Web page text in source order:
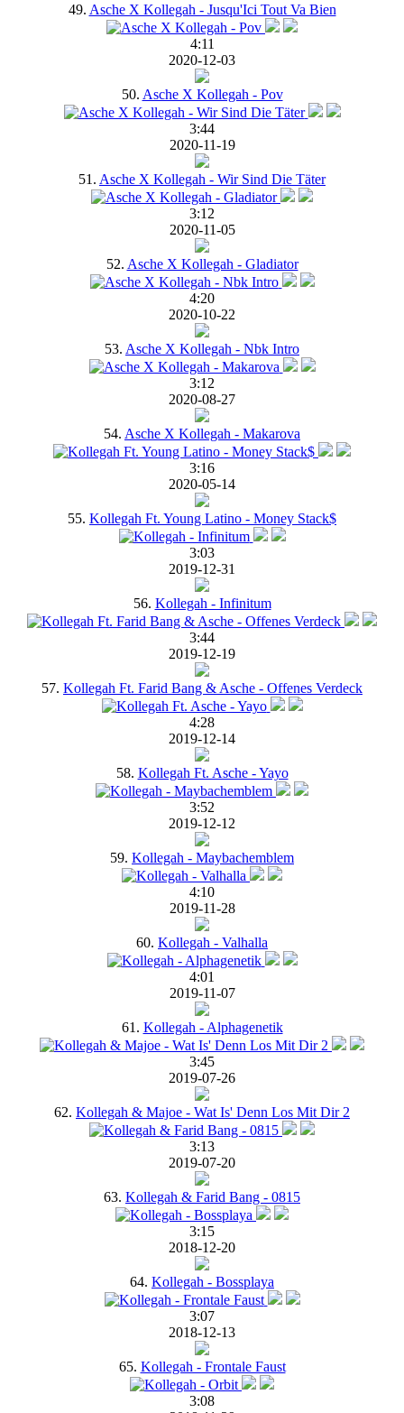
49. Asche X Kollegah - Jusqu'Ici Tout Va Bien
4:11
2020-12-03
50. Asche X Kollegah - Pov
3:44
2020-11-19
51. Asche X Kollegah - Wir Sind Die Täter
3:12
2020-11-05
52. Asche X Kollegah - Gladiator
4:20
2020-10-22
53. Asche X Kollegah - Nbk Intro
3:12
2020-08-27
54. Asche X Kollegah - Makarova
3:16
2020-05-14
55. Kollegah Ft. Young Latino - Money Stack$
3:03
2019-12-31
56. Kollegah - Infinitum
3:44
2019-12-19
57. Kollegah Ft. Farid Bang & Asche - Offenes Verdeck
4:28
2019-12-14
58. Kollegah Ft. Asche - Yayo
3:52
2019-12-12
59. Kollegah - Maybachemblem
4:10
2019-11-28
60. Kollegah - Valhalla
4:01
2019-11-07
61. Kollegah - Alphagenetik
3:45
2019-07-26
62. Kollegah & Majoe - Wat Is' Denn Los Mit Dir 2
3:13
2019-07-20
63. Kollegah & Farid Bang - 0815
3:15
2018-12-20
64. Kollegah - Bossplaya
3:07
2018-12-13
65. Kollegah - Frontale Faust
3:08